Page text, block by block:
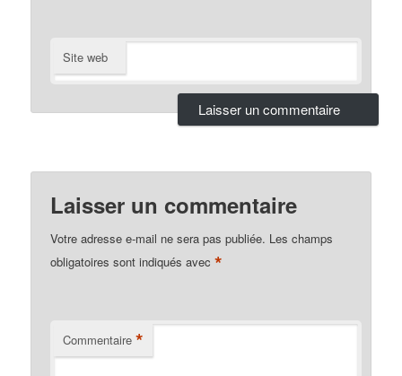
Site web
Laisser un commentaire
Votre adresse e-mail ne sera pas publiée. Les champs
obligatoires sont indiqués avec*
Commentaire *